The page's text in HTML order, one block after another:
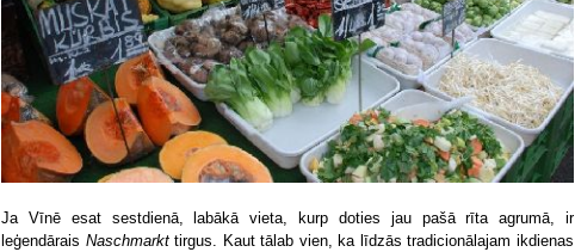
Ja Vīnē esat sestdienā, labākā vieta, kurp doties jau pašā rīta agrumā, ir
leģendārais Naschmarkttirgus. Kaut tālab vien, ka līdzās tradicionālajam ikdienas